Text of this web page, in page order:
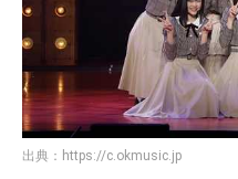
出典： https://c.okmusic.jp